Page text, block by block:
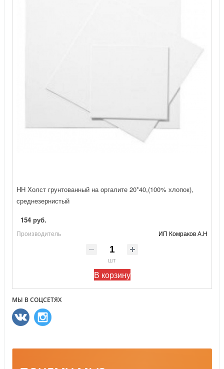
НН Холст грунтованный на оргалите 20*40,(100% хлопок),
среднезернистый
154 руб.
Производитель ИП Комраков А.Н
шт
В корзину
МЫ В СОЦСЕТЯХ